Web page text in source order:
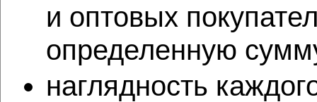
и оптовых
определенную
наглядность